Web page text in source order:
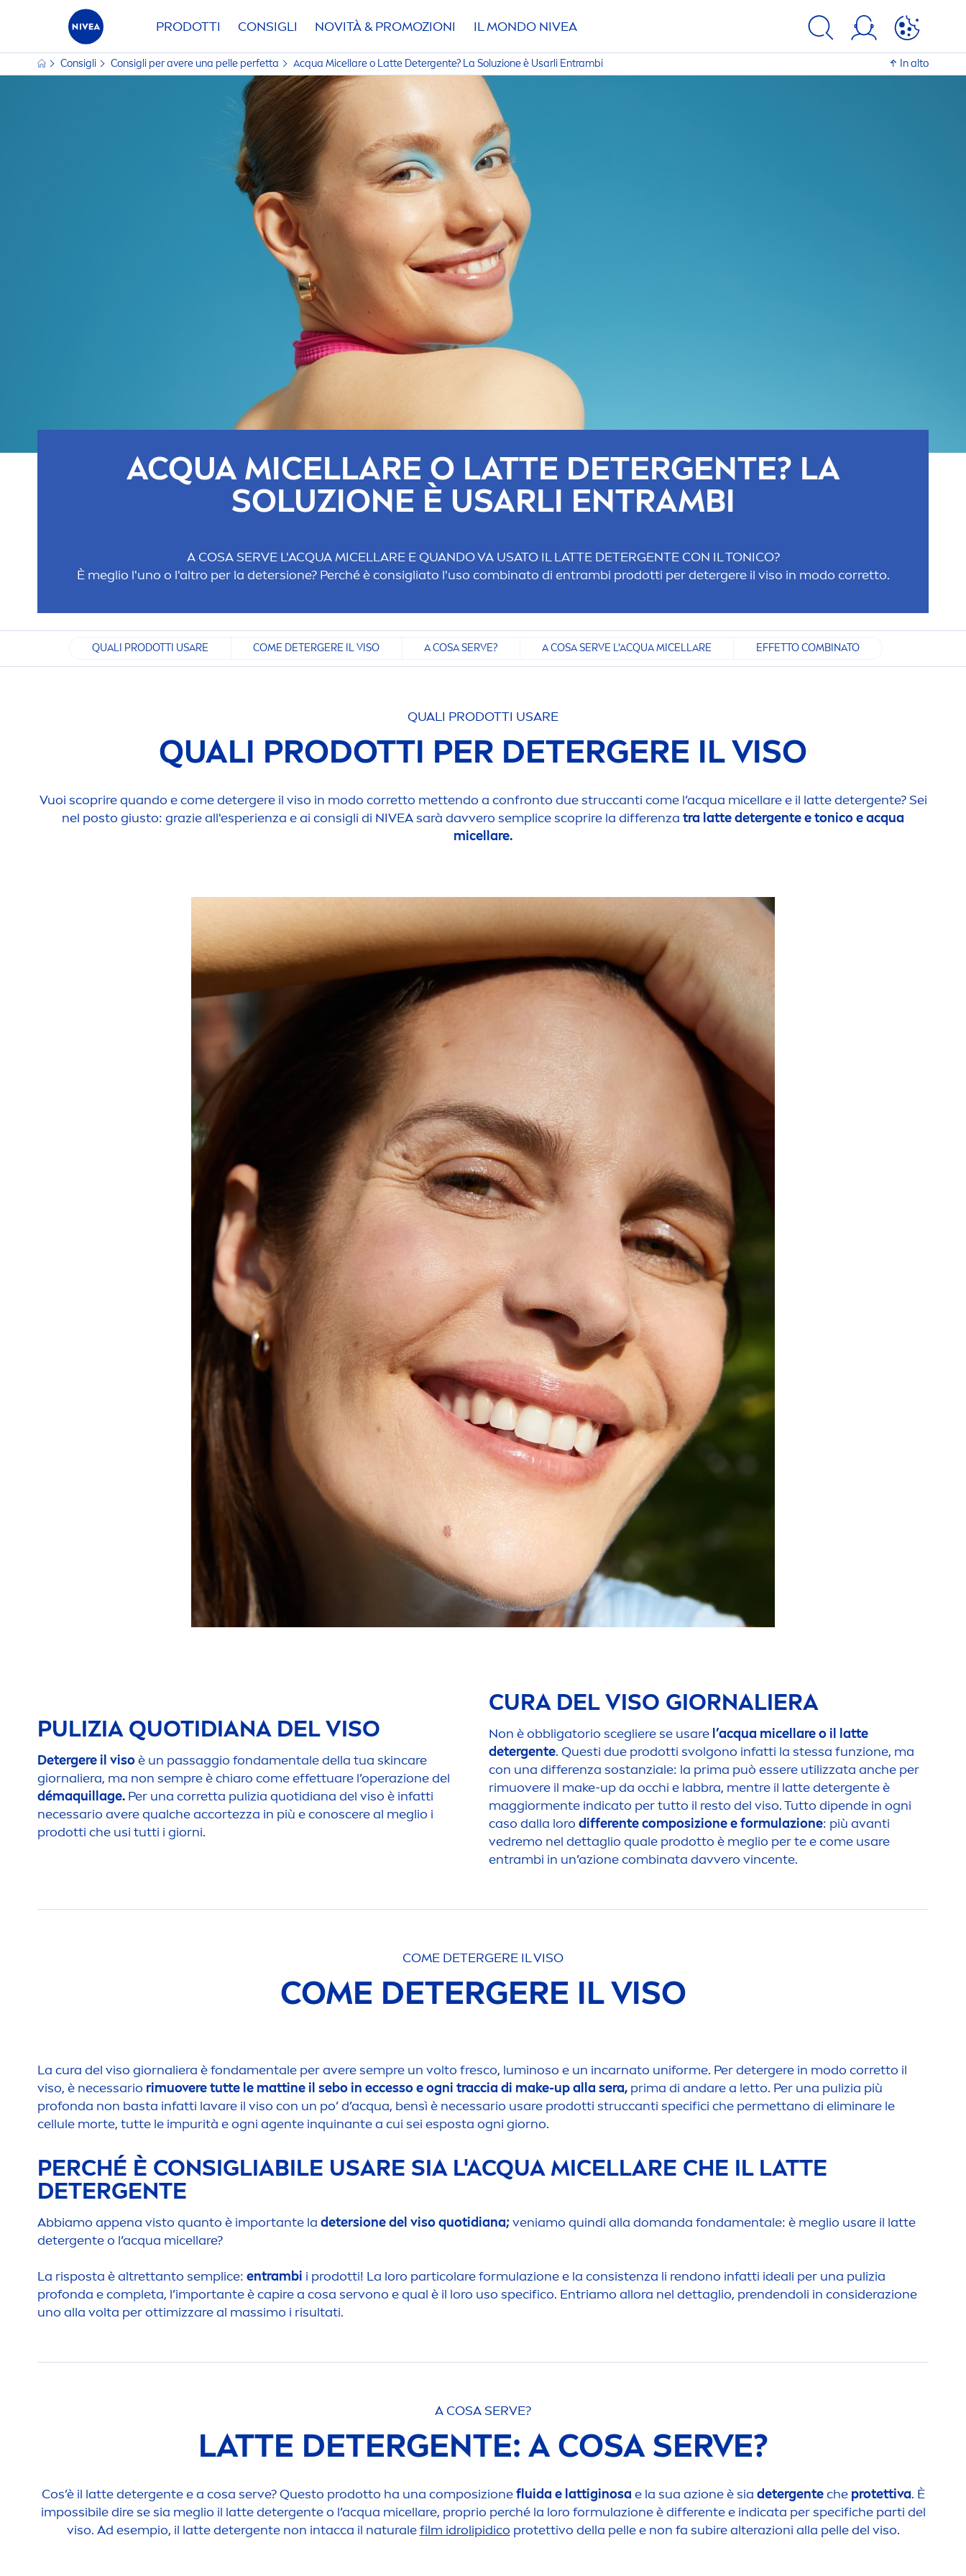
PRODOTTI CONSIGLI NOVITÀ & PROMOZIONI IL MONDO NIVEA
Consigli Consigli per avere una pelle perfetta Acqua Micellare o Latte Detergente? La Soluzione è Usarli Entrambi In alto
ACQUA MICELLARE O LATTE DETERGENTE? LA
SOLUZIONE È USARLI ENTRAMBI
A COSA SERVE L'ACQUA MICELLARE E QUANDO VA USATO IL LATTE DETERGENTE CON IL TONICO?
È meglio l'uno o l'altro per la detersione? Perché è consigliato l'uso combinato di entrambi prodotti per detergere il viso in modo corretto.
QUALI PRODOTTI USARE COME DETERGERE IL VISO A COSA SERVE? A COSA SERVE L'ACQUA MICELLARE EFFETTO COMBINATO
QUALI PRODOTTI USARE
QUALI PRODOTTI PER DETERGERE IL VISO
Vuoi scoprire quando e come detergere il viso in modo corretto mettendo a confronto due struccanti come l’acqua micellare e il latte detergente? Sei
nel posto giusto: grazie all'esperienza e ai consigli di NIVEAsarà davvero semplice scoprire la differenza tra latte detergente e tonico e acqua
micellare.
PULIZIA QUOTIDIANA DEL VISO
Detergere il visoè un passaggio fondamentale della tua skincare
giornaliera, ma non sempre è chiaro come effettuare l’operazione del
démaquillage. Per una corretta pulizia quotidiana del viso è infatti
necessario avere qualche accortezza in più e conoscere al meglio i
prodotti che usi tutti i giorni.
CURA DEL VISO GIORNALIERA
Non è obbligatorio scegliere se usare l’acqua micellare o il latte
detergente. Questi due prodotti svolgono infatti la stessa funzione, ma
con una differenza sostanziale: la prima può essere utilizzata anche per
rimuovere il make-up da occhi e labbra, mentre il latte detergente è
maggiormente indicato per tutto il resto del viso. Tutto dipende in ogni
caso dalla loro differente composizione e formulazione: più avanti
vedremo nel dettaglio quale prodotto è meglio per te e come usare
entrambi in un’azione combinata davvero vincente.
COME DETERGERE IL VISO
COME DETERGERE IL VISO
La cura del viso giornaliera è fondamentale per avere sempre un volto fresco, luminoso e un incarnato uniforme. Per detergere in modo corretto il
viso, è necessario rimuovere tutte le mattine il sebo in eccesso e ogni traccia di make-up alla sera, prima di andare a letto. Per una pulizia più
profonda non basta infatti lavare il viso con un po’ d’acqua, bensì è necessario usare prodotti struccanti specifici che permettano di eliminare le
cellule morte, tutte le impurità e ogni agente inquinante a cui sei esposta ogni giorno.
PERCHÉ È CONSIGLIABILE USARE SIA L'ACQUA MICELLARE CHE IL LATTE
DETERGENTE
Abbiamo appena visto quanto è importante la detersione del viso quotidiana;veniamo quindi alla domanda fondamentale: è meglio usare il latte
detergente o l’acqua micellare?
La risposta è altrettanto semplice: entrambi i prodotti! La loro particolare formulazione e la consistenza li rendono infatti ideali per una pulizia
profonda e completa, l’importante è capire a cosa servono e qual è il loro uso specifico. Entriamo allora nel dettaglio, prendendoli in considerazione
uno alla volta per ottimizzare al massimo i risultati.
A COSA SERVE?
LATTE DETERGENTE: A COSA SERVE?
Cos’è il latte detergente e a cosa serve? Questo prodotto ha una composizionefluida e lattiginosae la sua azione è sia detergenteche protettiva. È
impossibile dire se sia meglio il latte detergente o l’acqua micellare, proprio perché la loro formulazione è differente e indicata per specifiche parti del
viso. Ad esempio, il latte detergente non intacca il naturalefilm idrolipidico protettivo della pelle e non fa subire alterazioni alla pelle del viso.